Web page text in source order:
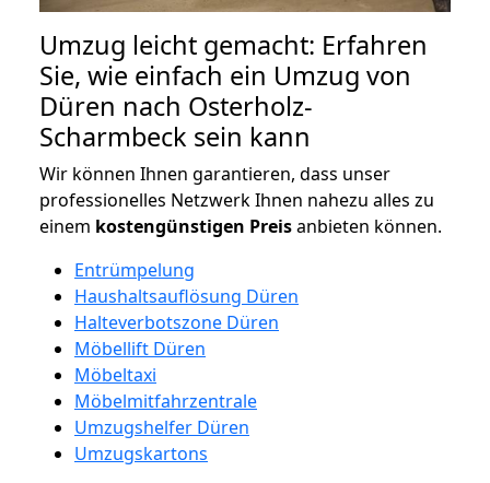
Umzug leicht gemacht: Erfahren
Sie, wie einfach ein Umzug von
Düren nach Osterholz-
Scharmbeck sein kann
Wir können Ihnen garantieren, dass unser
professionelles Netzwerk Ihnen nahezu alles zu
einem kostengünstigen Preisanbieten können.
Entrümpelung
Haushaltsauflösung Düren
Halteverbotszone Düren
Möbellift Düren
Möbeltaxi
Möbelmitfahrzentrale
Umzugshelfer Düren
Umzugskartons